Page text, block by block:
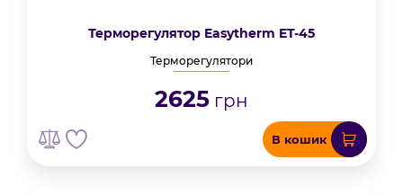
Терморегулятор Easytherm ET-45
Терморегулятори
2625 грн
В кошик